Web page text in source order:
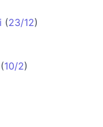
(23/12)
(10/2)